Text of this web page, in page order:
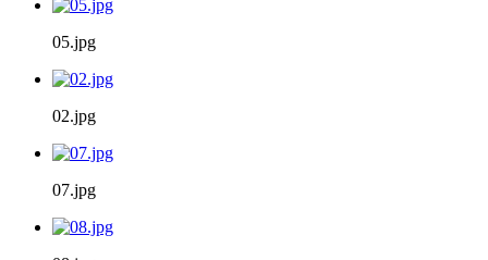
05.jpg
02.jpg
07.jpg